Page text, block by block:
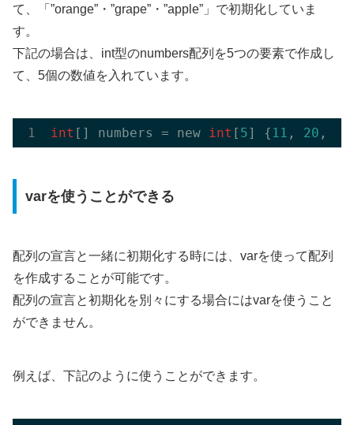
て、「”orange”・”grape”・”apple”」で初期化していま
す。
下記の場合は、int型のnumbers配列を5つの要素で作成し
て、5個の数値を入れています。
int [] numbers = new int [ 5] { 11 , 20 ,
varを使うことができる
配列の宣言と一緒に初期化する時には、varを使って配列
を作成することが可能です。
配列の宣言と初期化を別々にする場合にはvarを使うこと
ができません。
例えば、下記のように使うことができます。